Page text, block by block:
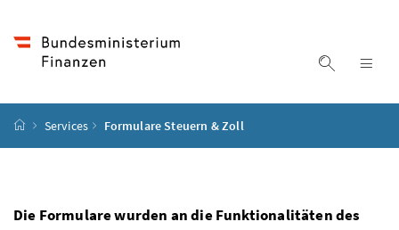
Suche
Startseite
Services Formulare Steuern & Zoll
Die Formulare wurden an die Funktionalitäten des